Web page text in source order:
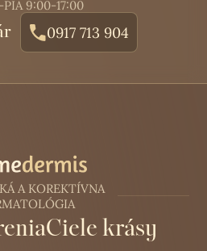
PIA 9:00-17:00
0917 713 904
A KOREKTÍVNA
Ciele krásy